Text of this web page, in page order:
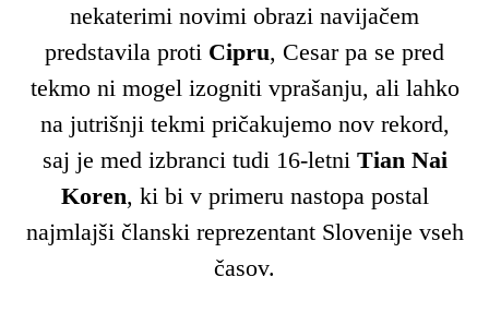
nekaterimi novimi obrazi navijačem
predstavila proti Cipru, Cesar pa se pred
tekmo ni mogel izogniti vprašanju, ali lahko
na jutrišnji tekmi pričakujemo nov rekord,
saj je med izbranci tudi 16-letni Tian Nai
Koren, ki bi v primeru nastopa postal
najmlajši članski reprezentant Slovenije vseh
časov.